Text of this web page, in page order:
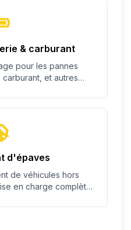
& carburant
pour les pannes
et autres
d'épaves
de véhicules hors
en charge complète